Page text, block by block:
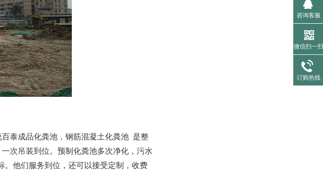
泰成品化粪池，钢筋混凝土化粪池 是整
次吊装到位。预制化粪池多次净化，污水
他们服务到位，还可以接受定制，收费
咨询客服
微信扫一扫
订购热线